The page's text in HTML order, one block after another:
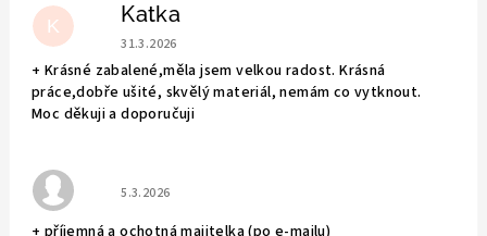
K Katka
Hodnocení obchodu je 5 z 5 hvězdiček.
31.3.2026
+ Krásné zabalené,měla jsem velkou radost. Krásná
práce,dobře ušité, skvělý materiál, nemám co vytknout.
Moc děkuji a doporučuji
Hodnocení obchodu je 5 z 5 hvězdiček.
5.3.2026
+ příjemná a ochotná majitelka (po e-mailu)